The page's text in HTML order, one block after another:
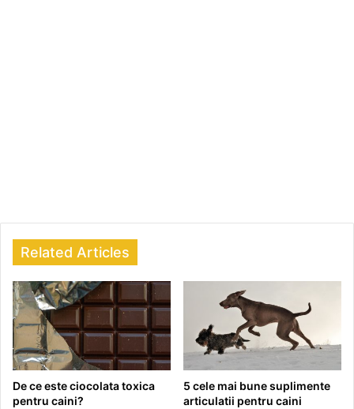
Related Articles
De ce este ciocolata toxica
pentru caini?
5 cele mai bune suplimente
articulatii pentru caini